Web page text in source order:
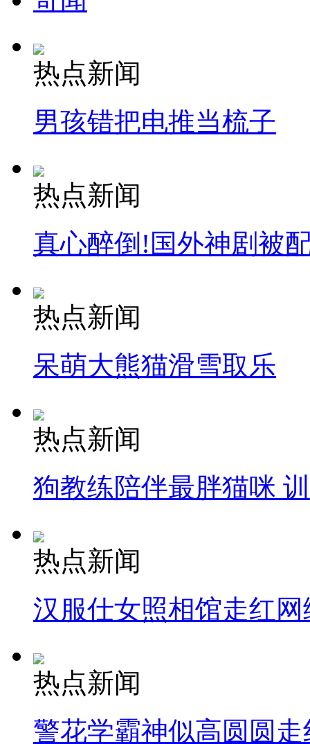
热点新闻
男孩错把电推当梳子
热点新闻
真心醉倒!国外神剧被
热点新闻
呆萌大熊猫滑雪取乐
热点新闻
狗教练陪伴最胖猫咪
热点新闻
汉服仕女照相馆走红网
热点新闻
警花学霸神似高圆圆走